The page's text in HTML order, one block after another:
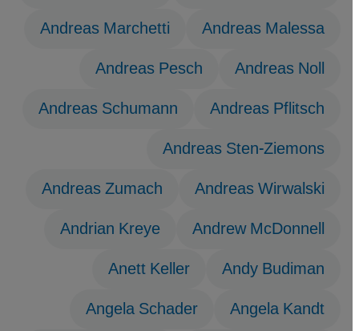
Andreas Malessa
Andreas Marchetti
Andreas Noll
Andreas Pesch
Andreas Pflitsch
Andreas Schumann
Andreas Sten-Ziemons
Andreas Wirwalski
Andreas Zumach
Andrew McDonnell
Andrian Kreye
Andy Budiman
Anett Keller
Angela Kandt
Angela Schader